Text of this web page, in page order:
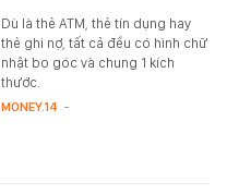
Dù là thẻ ATM, thẻ tín dụng hay
thẻ ghi nợ, tất cả đều có hình chữ
nhật bo góc và chung 1 kích
thước.
MONEY.14 -